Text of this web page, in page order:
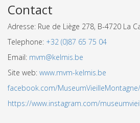
Contact
Adresse: Rue de Liège 278, B-4720 La
Telephone: +32 (0)87 65 75 04
Email: mvm@kelmis.be
Site web: www.mvm-kelmis.be
facebook.com/MuseumVieilleMontagne/
https://www.instagram.com/